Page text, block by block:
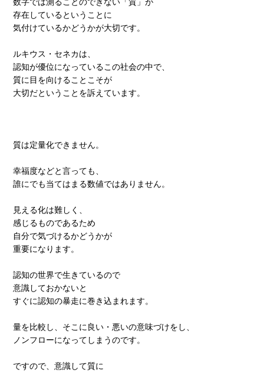
存在しているということに
気付けているかどうかが大切です。
ルキウス・セネカは、
認知が優位になっているこの社会の中で、
質に目を向けることこそが
大切だということを訴えています。
質は定量化できません。
幸福度などと言っても、
誰にでも当てはまる数値ではありません。
見える化は難しく、
感じるものであるため
自分で気づけるかどうかが
重要になります。
認知の世界で生きているので
意識しておかないと
すぐに認知の暴走に巻き込まれます。
量を比較し、そこに良い・悪いの意味づけをし、
ノンフローになってしまうのです。
ですので、意識して質に